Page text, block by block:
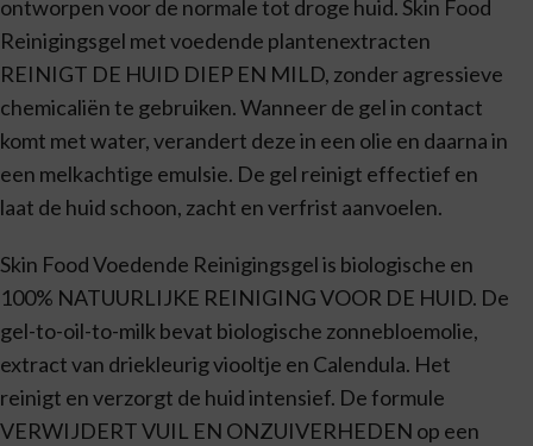
ontworpen voor de normale tot droge huid. Skin Food
Reinigingsgel met voedende plantenextracten
REINIGT DE HUID DIEP EN MILD, zonder agressieve
chemicaliën te gebruiken. Wanneer de gel in contact
komt met water, verandert deze in een olie en daarna in
een melkachtige emulsie. De gel reinigt effectief en
laat de huid schoon, zacht en verfrist aanvoelen.
Skin Food Voedende Reinigingsgel is biologische en
100% NATUURLIJKE REINIGING VOOR DE HUID. De
gel-to-oil-to-milk bevat biologische zonnebloemolie,
extract van driekleurig viooltje en Calendula. Het
reinigt en verzorgt de huid intensief. De formule
VERWIJDERT VUIL EN ONZUIVERHEDEN op een